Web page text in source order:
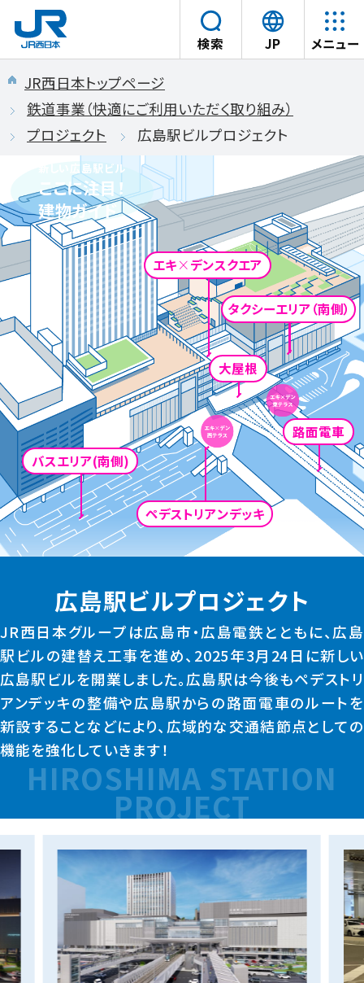
検索 JP
言
語
選
択
す
メニュー
JR西日本トップページ
鉄道事業（快適にご利用いただく取り組み）
プロジェクト
広島駅ビルプロジェクト
新しい広島駅ビル
ここに注目！
建物ガイド
エキ×デンスクエア
大屋根
ペデストリアンデッキ
タクシーエリア（南側）
バスエリア(南側)
路面電車
広島駅ビルプロジェクト
JR西日本グループは広島市・広島電鉄とともに、広島
駅ビルの建替え工事を進め、2025年3月24日に新しい
広島駅ビルを開業しました。広島駅は今後もペデストリ
アンデッキの整備や広島駅からの路面電車のルートを
新設することなどにより、広域的な交通結節点としての
機能を強化していきます！
HIROSHIMA STATION
PROJECT